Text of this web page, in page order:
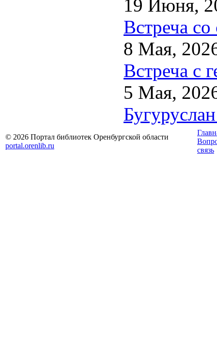
19 Июня,
Встреча со
8 Мая,
Встреча с
5 Мая,
© 2026 Портал библиотек Оренбургской области
portal.orenlib.ru
связь